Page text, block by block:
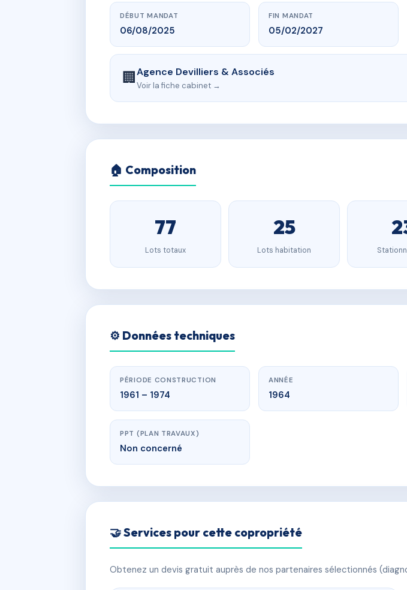
DÉBUT MANDAT
06/08/2025
FIN MANDAT
05/02/2027
🏢Agence Devilliers & Associés
Voir la fiche cabinet →
🏠 Composition
77
Lots totaux
25
Lots habitation
⚙️ Données techniques
PÉRIODE CONSTRUCTION
1961 – 1974
ANNÉE
1964
PPT (PLAN TRAVAUX)
Non concerné
🤝 Services pour cette copropriété
Obtenez un devis gratuit auprès de nos partenaires sélectionnés